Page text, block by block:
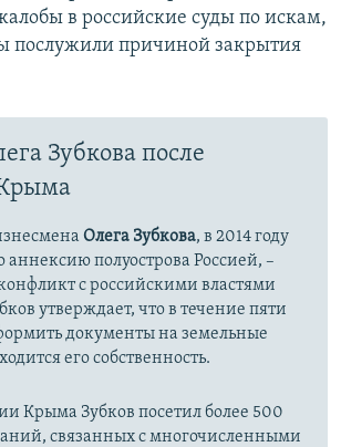
в российские суды по искам,
послужили причиной закрытия
Зубкова после
Олега Зубкова, в 2014 году
полуострова Россией, –
с российскими властями
утверждает, что в течение пяти
документы на земельные
его собственность.
Крыма Зубков посетил более 500
связанных с многочисленными